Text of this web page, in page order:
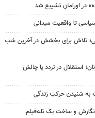
در اورامان تشییع شد
تا واقعیت میدانی
تلاش برای بخشش در آخرین شب
استقلال در تردد یا چالش
به شنیدن حرکتِ زندگی
نگارش و ساخت یک تله‌فیلم